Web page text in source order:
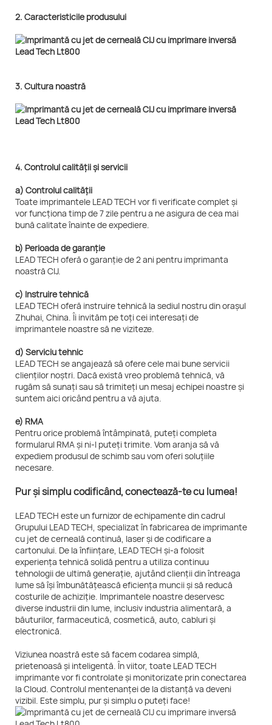
2. Caracteristicile produsului
3. Cultura noastră
4. Controlul calității și servicii
a) Controlul calității
Toate imprimantele LEAD TECH vor fi verificate complet și
vor funcționa timp de 7 zile pentru a ne asigura de cea mai
bună calitate înainte de expediere.
b) Perioada de garanție
LEAD TECH oferă o garanție de 2 ani pentru imprimanta
noastră CIJ.
c) Instruire tehnică
LEAD TECH oferă instruire tehnică la sediul nostru din orașul
Zhuhai, China. Îi invităm pe toți cei interesați de
imprimantele noastre să ne viziteze.
d) Serviciu tehnic
LEAD TECH se angajează să ofere cele mai bune servicii
clienților noștri. Dacă există vreo problemă tehnică, vă
rugăm să sunați sau să trimiteți un mesaj echipei noastre și
suntem aici oricând pentru a vă ajuta.
e) RMA
Pentru orice problemă întâmpinată, puteți completa
formularul RMA și ni-l puteți trimite. Vom aranja să vă
expediem produsul de schimb sau vom oferi soluțiile
necesare.
Pur și simplu codificând, conectează-te cu lumea!
LEAD TECH este un furnizor de echipamente din cadrul
Grupului LEAD TECH, specializat în fabricarea de imprimante
cu jet de cerneală continuă, laser și de codificare a
cartonului. De la înființare, LEAD TECH și-a folosit
experiența tehnică solidă pentru a utiliza continuu
tehnologii de ultimă generație, ajutând clienții din întreaga
lume să își îmbunătățească eficiența muncii și să reducă
costurile de achiziție. Imprimantele noastre deservesc
diverse industrii din lume, inclusiv industria alimentară, a
băuturilor, farmaceutică, cosmetică, auto, cabluri și
electronică.
Viziunea noastră este să facem codarea simplă,
prietenoasă și inteligentă. În viitor, toate LEAD TECH
imprimante vor fi controlate și monitorizate prin conectarea
la Cloud. Controlul mentenanței de la distanță va deveni
vizibil. Este simplu, pur și simplu o puteți face!